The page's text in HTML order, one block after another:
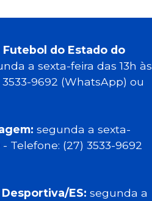
Futebol do Estado do
a sexta-feira das 13h às
3533-9692 (WhatsApp) ou
segunda a sexta-
- Telefone: (27) 3533-9692
ES: segunda a